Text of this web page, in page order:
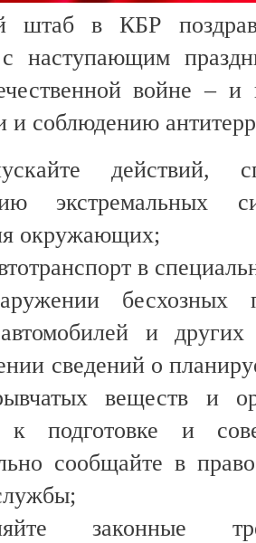
штаб в КБР
с наступающим
войне –
и соблюдению
действий,
экстремальных
окружающих;
в
бесхозных
и
сведений о
веществ и
к подготовке и
сообщайте в
законные